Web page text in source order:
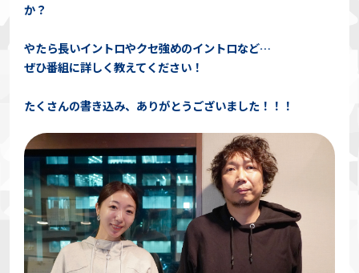
か？
やたら長いイントロやクセ強めのイントロなど…
ぜひ番組に詳しく教えてください！
たくさんの書き込み、ありがとうございました！！！